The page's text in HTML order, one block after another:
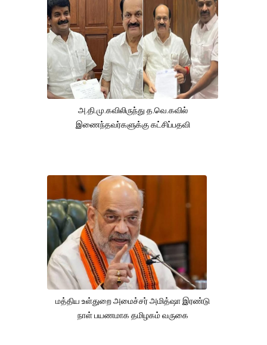
அ.தி.மு.கவிலிருந்து த.வெ.கவில்
இணைந்தவர்களுக்கு கட்சிப்பதவி
மத்திய உள்துறை அமைச்சர் அமித்ஷா இரண்டு
நாள் பயணமாக தமிழகம் வருகை